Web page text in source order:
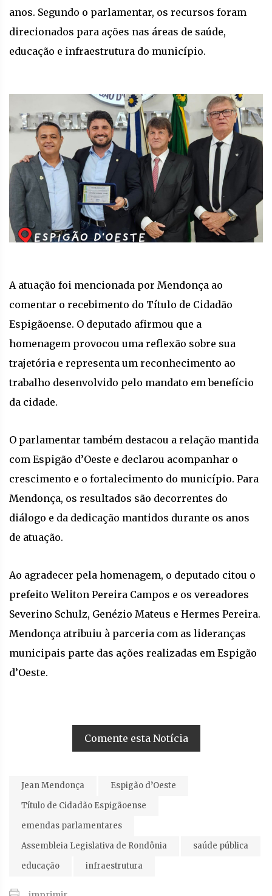
anos. Segundo o parlamentar, os recursos foram
direcionados para ações nas áreas de saúde,
educação e infraestrutura do município.
A atuação foi mencionada por Mendonça ao
comentar o recebimento do Título de Cidadão
Espigãoense. O deputado afirmou que a
homenagem provocou uma reflexão sobre sua
trajetória e representa um reconhecimento ao
trabalho desenvolvido pelo mandato em benefício
da cidade.
O parlamentar também destacou a relação mantida
com Espigão d’Oeste e declarou acompanhar o
crescimento e o fortalecimento do município. Para
Mendonça, os resultados são decorrentes do
diálogo e da dedicação mantidos durante os anos
de atuação.
Ao agradecer pela homenagem, o deputado citou o
prefeito Weliton Pereira Campos e os vereadores
Severino Schulz, Genézio Mateus e Hermes Pereira.
Mendonça atribuiu à parceria com as lideranças
municipais parte das ações realizadas em Espigão
d’Oeste.
Comente esta Notícia
Jean Mendonça
Espigão d’Oeste
Título de Cidadão Espigãoense
emendas parlamentares
Assembleia Legislativa de Rondônia
saúde pública
educação
infraestrutura